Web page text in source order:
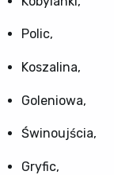
Polic,
Koszalina,
Goleniowa,
Świnoujścia,
Gryfic,